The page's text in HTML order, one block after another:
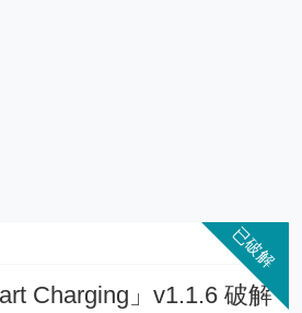
Charging」v1.1.6 破解